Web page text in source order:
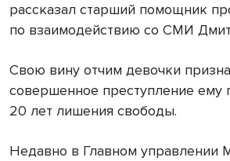
рассказал старший помощник
по взаимодействию со СМИ
Свою вину отчим девочки
совершенное преступление ему
20 лет лишения свободы.
Недавно в Главном управлении